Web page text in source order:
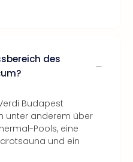
des
Budapest
unter anderem über
Pools, eine
und ein